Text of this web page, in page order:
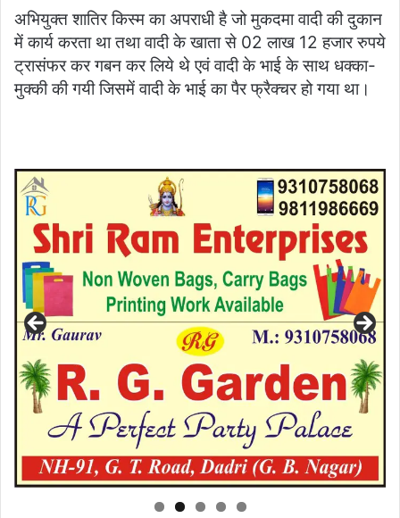
अभियुक्त शातिर किस्म का अपराधी है जो मुकदमा वादी की दुकान
में कार्य करता था तथा वादी के खाता से 02 लाख 12 हजार रुपये
ट्रासंफर कर गबन कर लिये थे एवं वादी के भाई के साथ धक्का-
मुक्की की गयी जिसमें वादी के भाई का पैर फ्रैक्चर हो गया था।